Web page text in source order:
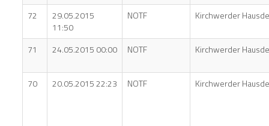
72
29.05.2015
11:50
NOTF Kirchwerder
71 24.05.2015 00:00 NOTF Kirchwerder
70 20.05.2015 22:23 NOTF Kirchwerder